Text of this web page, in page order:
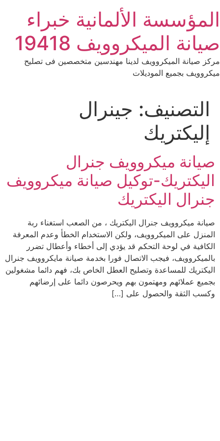
content
المؤسسة الألمانية خبراء
صيانة الميكروويف 19418
مركز صيانة الميكروويف لدينا مهندسين متخصصين فى تصليح
ميكروويف بجميع الموديلات
التصنيف: جينرال
إليكتريك
صيانة ميكروويف جنرال
اليكتريك-توكيل صيانة ميكروويف
جنرال اليكتريك
صيانة ميكروويف جنرال اليكتريك ، من الصعب استغناء ربة
المنزل على الميكروويف، ولكن الاستخدام الخطأ وعدم المعرفة
الكافية في لوحة التحكم قد يؤدي إلى أخطاء وأعطال تضرر
بالميكروويف، فيجب الاتصال فورا بخدمة صيانة مايكروويف جنرال
اليكتريك للمساعدة وتصليح العطل الخاص بك، فهم دائما مشغولين
بجميع عملائهم ومهتمون بهم ويحرصون دائما على إرضائهم
وكسب الثقة والحصول على […]